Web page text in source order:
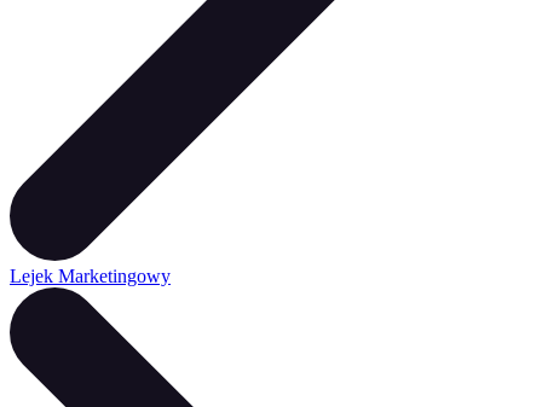
Lejek Marketingowy